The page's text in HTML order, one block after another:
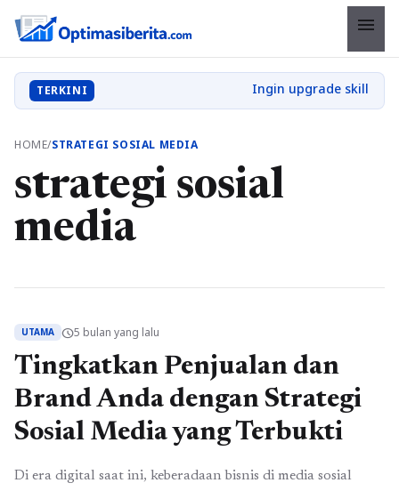
menu
TERKINI
HOME/STRATEGI SOSIAL MEDIA
strategi sosial
media
UTAMA schedule5 bulan yang lalu
Tingkatkan Penjualan dan
Brand Anda dengan Strategi
Sosial Media yang Terbukti
Di era digital saat ini, keberadaan bisnis di media sosial